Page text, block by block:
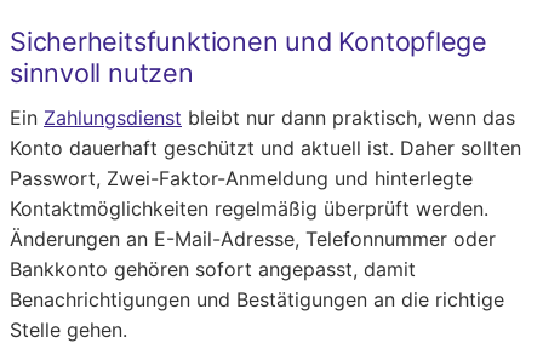
Sicherheitsfunktionen und Kontopflege
sinnvoll nutzen
Ein Zahlungsdienst bleibt nur dann praktisch, wenn das
Konto dauerhaft geschützt und aktuell ist. Daher sollten
Passwort, Zwei-Faktor-Anmeldung und hinterlegte
Kontaktmöglichkeiten regelmäßig überprüft werden.
Änderungen an E-Mail-Adresse, Telefonnummer oder
Bankkonto gehören sofort angepasst, damit
Benachrichtigungen und Bestätigungen an die richtige
Stelle gehen.